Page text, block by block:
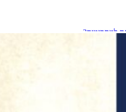
למתרימים?